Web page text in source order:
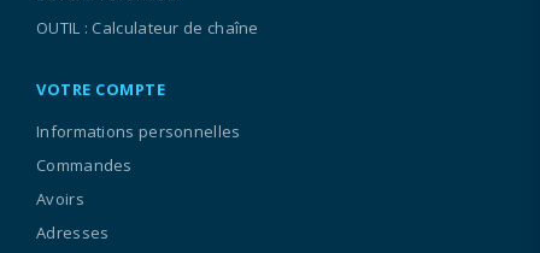
OUTIL : Calculateur de chaîne
VOTRE COMPTE
Informations personnelles
Commandes
Avoirs
Adresses